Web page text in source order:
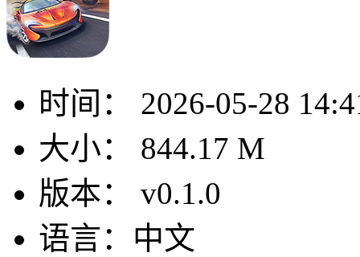
时间：
2026-05-28
大小：
844.17 M
版本：
v0.1.0
语言： 中文